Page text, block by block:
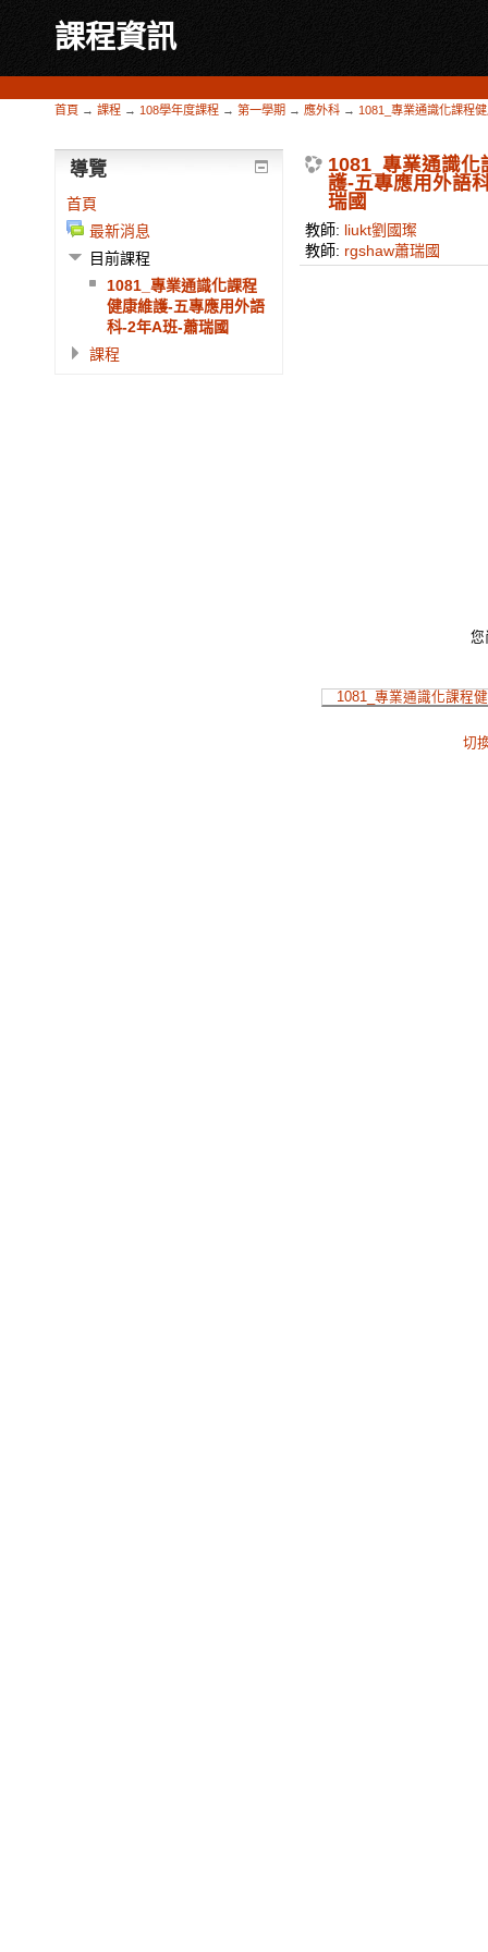
課程資訊
首頁 → 課程 → 108學年度課程 → 第一學期 → 應外科 → 1081_專業通識化課程
1081_專業通識化
護-五專應用外語
瑞國
教師: liukt劉國璨
教師: rgshaw蕭瑞國
導覽
首頁
最新消息
目前課程
1081_專業通識化課程
健康維護-五專應用外語
科-2年A班-蕭瑞國
課程
您
1081_專業通識化課程
切